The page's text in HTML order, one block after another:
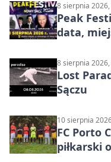
8 sierpnia
Peak
data,
8 sierpnia
Lost
Sączu
10 sierpnia
FC Porto
piłkarski